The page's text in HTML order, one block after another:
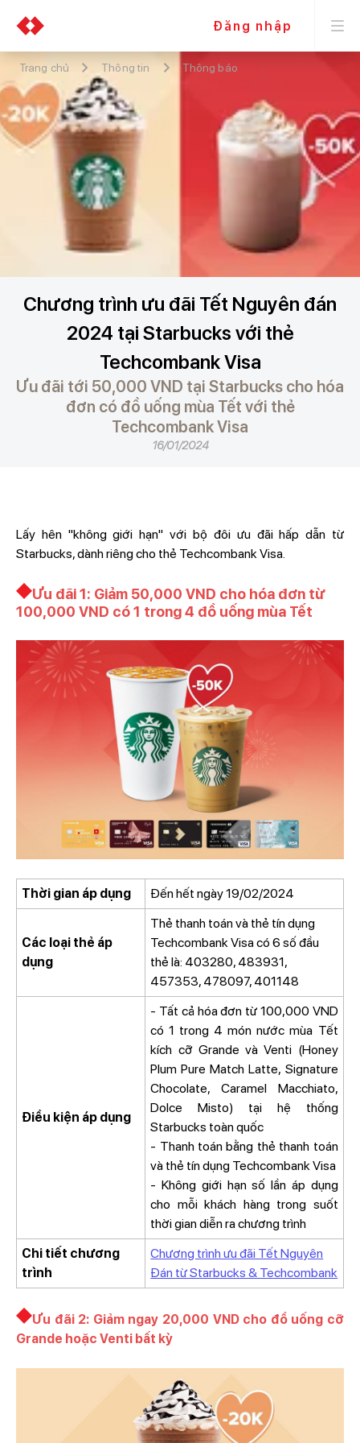
Đăng nhập
Trang chủ Thông tin Thông báo
Chương trình ưu đãi Tết Nguyên đán
2024 tại Starbucks với thẻ
Techcombank Visa
Ưu đãi tới 50,000 VND tại Starbucks cho hóa
đơn có đồ uống mùa Tết với thẻ
Techcombank Visa
16/01/2024
Lấy hên "không giới hạn" với bộ đôi ưu đãi hấp dẫn từ
Starbucks, dành riêng cho thẻ Techcombank Visa.
Ưu đãi 1: Giảm 50,000 VND cho hóa đơn từ
100,000 VND có 1 trong 4 đồ uống mùa Tết
Thời gian áp dụng Đến hết ngày 19/02/2024
Các loại thẻ áp
dụng
Thẻ thanh toán và thẻ tín dụng
Techcombank Visa có 6 số đầu
thẻ là: 403280, 483931,
457353, 478097, 401148
Điều kiện áp dụng
- Tất cả hóa đơn từ 100,000 VND
có 1 trong 4 món nước mùa Tết
kích cỡ Grande và Venti (Honey
Plum Pure Match Latte, Signature
Chocolate, Caramel Macchiato,
Dolce Misto) tại hệ thống
Starbucks toàn quốc
- Thanh toán bằng thẻ thanh toán
và thẻ tín dụng Techcombank Visa
- Không giới hạn số lần áp dụng
cho mỗi khách hàng trong suốt
thời gian diễn ra chương trình
Chi tiết chương
trình
Chương trình ưu đãi Tết Nguyên
Đán từ Starbucks & Techcombank
Ưu đãi 2: Giảm ngay 20,000 VND cho đồ uống cỡ
Grande hoặc Venti bất kỳ